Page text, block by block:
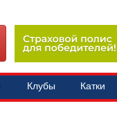
Клубы Катки